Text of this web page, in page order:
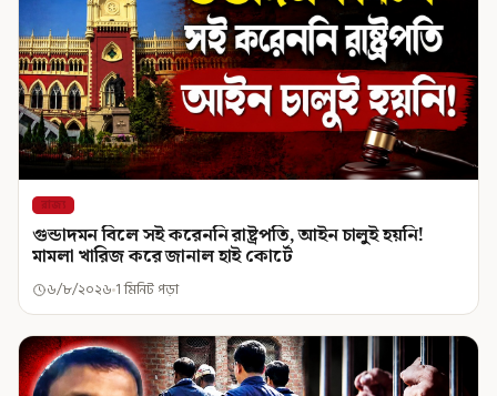
রাজ্য
গুন্ডাদমন বিলে সই করেননি রাষ্ট্রপতি, আইন চালুই হয়নি!
মামলা খারিজ করে জানাল হাই কোর্টে
৬/৮/২০২৬ 1 মিনিট পড়া